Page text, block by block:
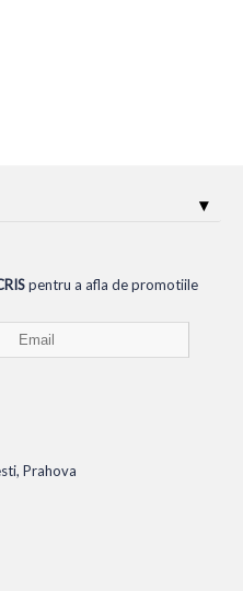
pentru a afla de promotiile
Prahova